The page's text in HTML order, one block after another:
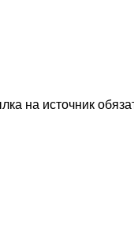
на источник